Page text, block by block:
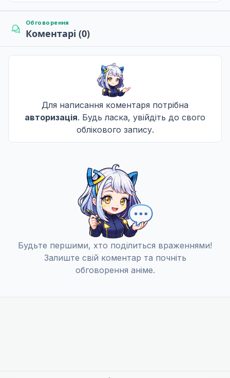
26 лист. 2022
Возз'єднання в Безодні
Затемнення
11 груд. 2022
Обітниця помсти
Обговорення
Коментарі (0)
Для написання коментаря потрібна
авторизація. Будь ласка, увійдіть до свого
облікового запису.
Будьте першими, хто поділиться враженнями!
Залиште свій коментар та почніть
обговорення аніме.